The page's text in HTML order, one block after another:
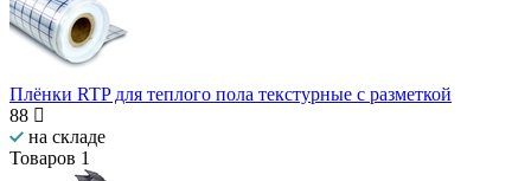
Плёнки RTP для теплого пола текстурные с разметкой
88
на складе
Товаров 1